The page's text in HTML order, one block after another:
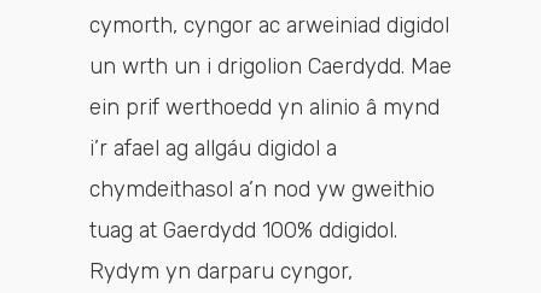
cymorth, cyngor ac arweiniad digidol
un wrth un i drigolion Caerdydd. Mae
ein prif werthoedd yn alinio â mynd
i’r afael ag allgáu digidol a
chymdeithasol a’n nod yw gweithio
tuag at Gaerdydd 100% ddigidol.
Rydym yn darparu cyngor,